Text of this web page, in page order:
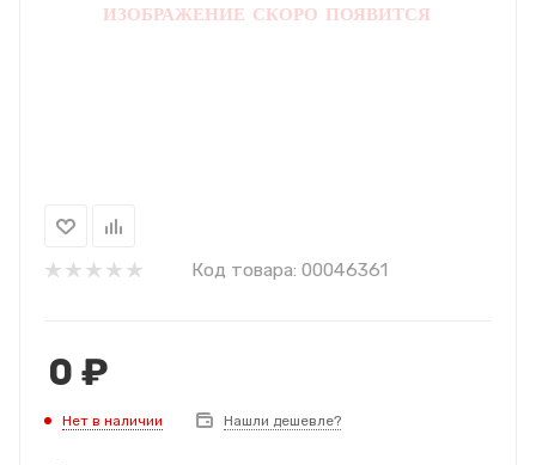
Код товара: 00046361
0 ₽
Нет в наличии Нашли дешевле?